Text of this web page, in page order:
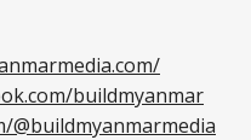
buildmyanmar